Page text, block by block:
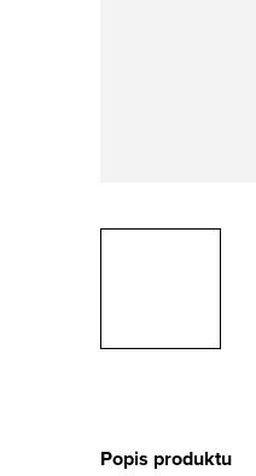
Popis produktu